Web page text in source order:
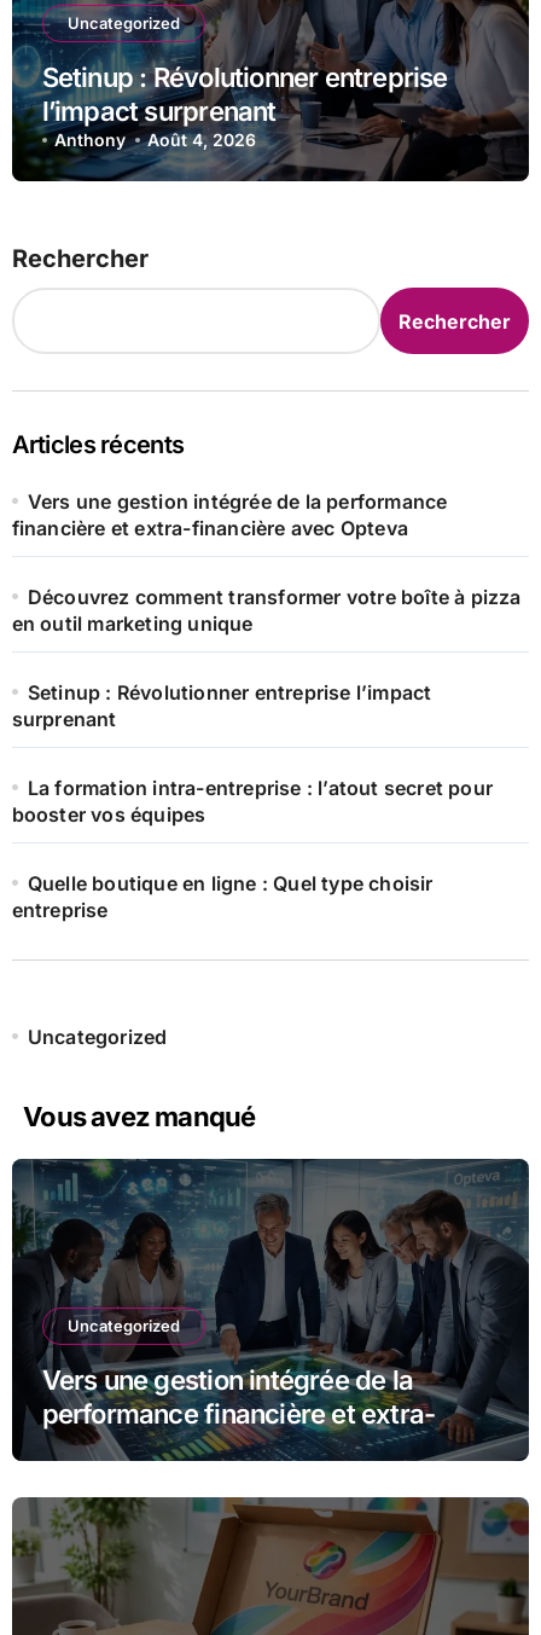
Uncategorized
Setinup : Révolutionner entreprise
l’impact surprenant
Anthony Août 4, 2026
Rechercher
Rechercher
Articles récents
Vers une gestion intégrée de la performance
financière et extra-financière avec Opteva
Découvrez comment transformer votre boîte à pizza
en outil marketing unique
Setinup : Révolutionner entreprise l’impact
surprenant
La formation intra-entreprise : l’atout secret pour
booster vos équipes
Quelle boutique en ligne : Quel type choisir
entreprise
Uncategorized
Vous avez manqué
Uncategorized
Vers une gestion intégrée de la
performance financière et extra-
financière avec Opteva